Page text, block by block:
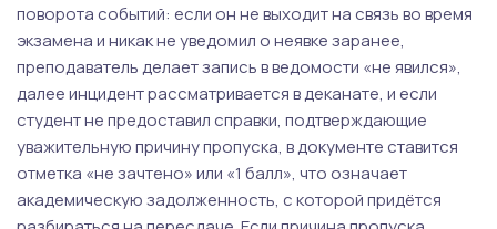
поворота событий: если он не выходит на связь во время
экзамена и никак не уведомил о неявке заранее,
преподаватель делает запись в ведомости «не явился»,
далее инцидент рассматривается в деканате, и если
студент не предоставил справки, подтверждающие
уважительную причину пропуска, в документе ставится
отметка «не зачтено» или «1 балл», что означает
академическую задолженность, с которой придётся